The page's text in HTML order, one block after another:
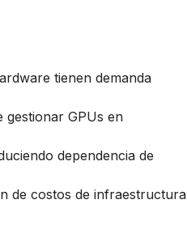
tienen demanda
gestionar GPUs en
dependencia de
de costos de infraestructura